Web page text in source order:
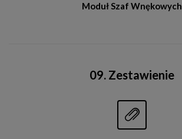
Moduł Szaf Wnękowych
09. Zestawienie

